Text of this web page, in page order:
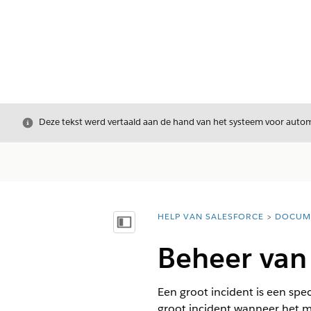
Sluiten
Deze tekst werd vertaald aan de hand van het systeem voor
Inhoudsopgave weergeven
U bent hier:
HELP VAN SALESFORCE
Beheer
Een groot incident is een